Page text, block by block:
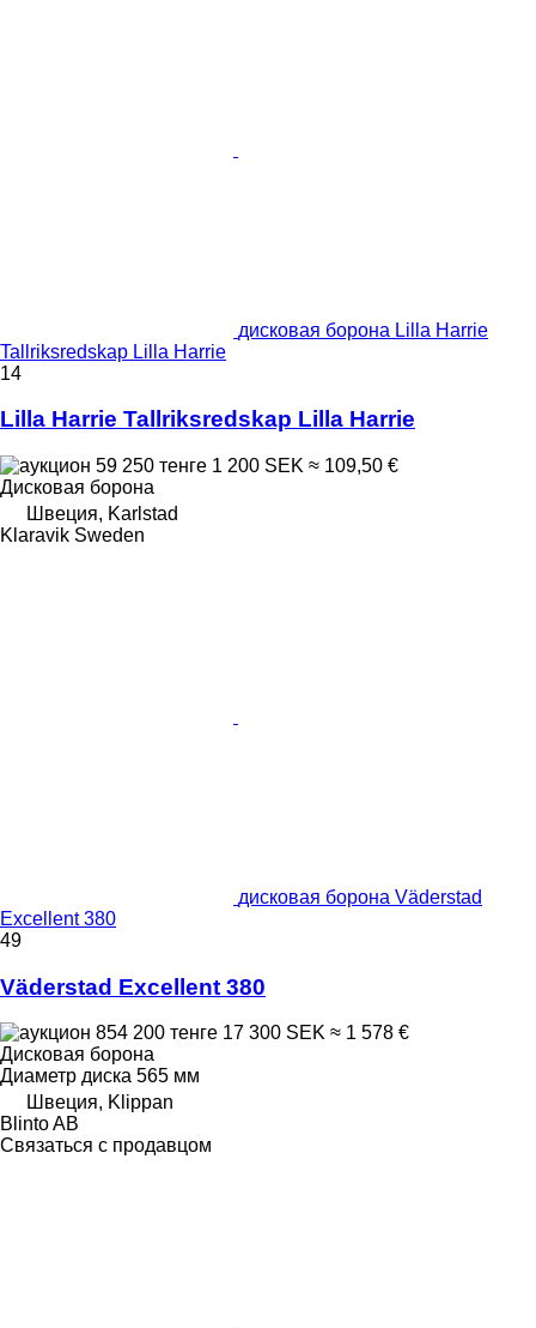
дисковая борона Lilla Harrie
Tallriksredskap Lilla Harrie
14
Lilla Harrie Tallriksredskap Lilla Harrie
59 250 тенге 1 200 SEK ≈ 109,50 €
Дисковая борона
Швеция, Karlstad
Klaravik Sweden
дисковая борона Väderstad
Excellent 380
49
Väderstad Excellent 380
854 200 тенге 17 300 SEK ≈ 1 578 €
Дисковая борона
Диаметр диска 565 мм
Швеция, Klippan
Blinto AB
Связаться с продавцом